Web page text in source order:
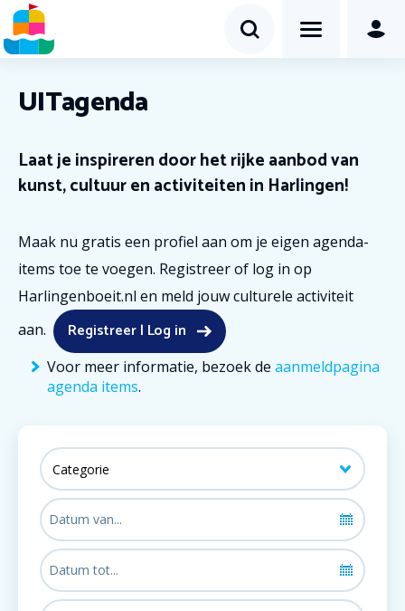
UITagenda
Laat je inspireren door het rijke aanbod van
kunst, cultuur en activiteiten in Harlingen!
Maak nu gratis een profiel aan om je eigen agenda-
items toe te voegen. Registreer of log in op
Harlingenboeit.nl en meld jouw culturele activiteit
aan.
Registreer | Log in
Voor meer informatie, bezoek de aanmeldpagina
agenda items.